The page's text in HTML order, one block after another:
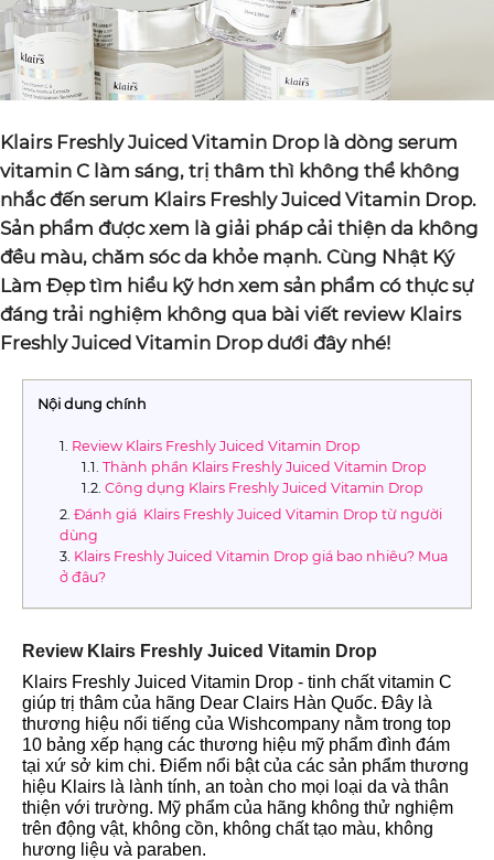
Klairs Freshly Juiced Vitamin Drop là dòng serum
vitamin C làm sáng, trị thâm thì không thể không
nhắc đến serum Klairs Freshly Juiced Vitamin Drop.
Sản phẩm được xem là giải pháp cải thiện da không
đều màu, chăm sóc da khỏe mạnh. Cùng Nhật Ký
Làm Đẹp tìm hiểu kỹ hơn xem sản phẩm có thực sự
đáng trải nghiệm không qua bài viết review Klairs
Freshly Juiced Vitamin Drop dưới đây nhé!
Nội dung chính
Review Klairs Freshly Juiced Vitamin Drop
Thành phần Klairs Freshly Juiced Vitamin Drop
Công dụng Klairs Freshly Juiced Vitamin Drop
Đánh giá Klairs Freshly Juiced Vitamin Drop từ người
dùng
Klairs Freshly Juiced Vitamin Drop giá bao nhiêu? Mua
ở đâu?
Review Klairs Freshly Juiced Vitamin Drop
Klairs Freshly Juiced Vitamin Drop - tinh chất vitamin C
giúp trị thâm của hãng Dear Clairs Hàn Quốc. Đây là
thương hiệu nổi tiếng của Wishcompany nằm trong top
10 bảng xếp hạng các thương hiệu mỹ phẩm đình đám
tại xứ sở kim chi. Điểm nổi bật của các sản phẩm thương
hiệu Klairs là lành tính, an toàn cho mọi loại da và thân
thiện với trường. Mỹ phẩm của hãng không thử nghiệm
trên động vật, không cồn, không chất tạo màu, không
hương liệu và paraben.